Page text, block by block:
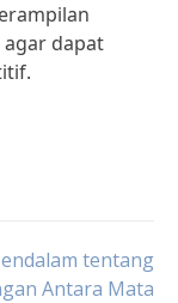
dapat
tentang
Antara Mata